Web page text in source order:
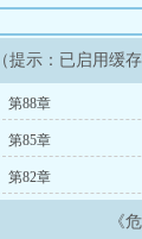
（提示：已启用缓
第88章
第85章
第82章
《